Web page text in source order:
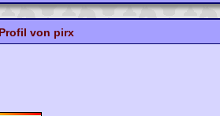
von pirx